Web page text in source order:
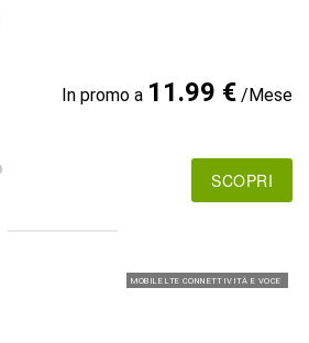
In promo a 11.99 €/Mese
SCOPRI
MOBILE LTE CONNETTIVITÀ E VOCE